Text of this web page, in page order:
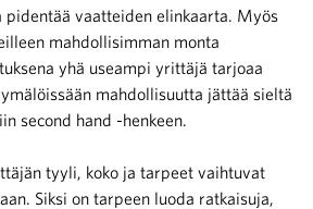
pidentää vaatteiden elinkaarta. Myös
mahdollisimman monta
yhä useampi yrittäjä tarjoaa
mahdollisuutta jättää sieltä
second hand -henkeen.
tyyli, koko ja tarpeet vaihtuvat
Siksi on tarpeen luoda ratkaisuja,